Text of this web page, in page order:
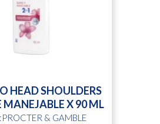
HEAD SHOULDERS
MANEJABLE X 90 ML
& GAMBLE